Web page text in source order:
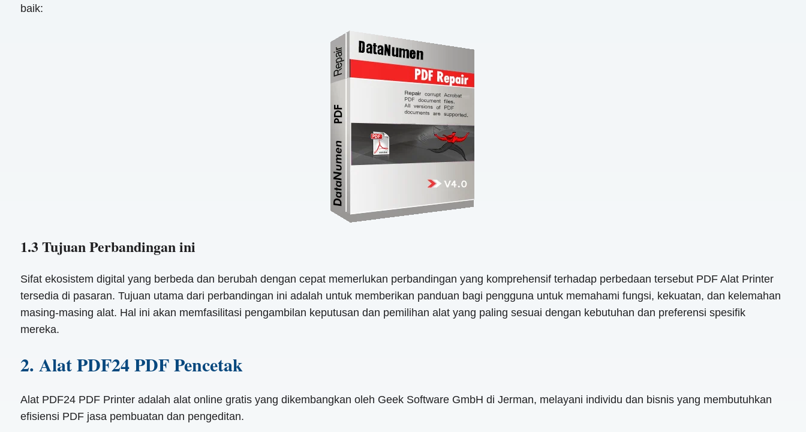
baik:
1.3 Tujuan Perbandingan ini
Sifat ekosistem digital yang berbeda dan berubah dengan cepat memerlukan perbandingan yang komprehensif terhadap perbedaan tersebut PDF Alat Printer
tersedia di pasaran. Tujuan utama dari perbandingan ini adalah untuk memberikan panduan bagi pengguna untuk memahami fungsi, kekuatan, dan kelemahan
masing-masing alat. Hal ini akan memfasilitasi pengambilan keputusan dan pemilihan alat yang paling sesuai dengan kebutuhan dan preferensi spesifik
mereka.
2. Alat PDF24 PDF Pencetak
Alat PDF24 PDF Printer adalah alat online gratis yang dikembangkan oleh Geek Software GmbH di Jerman, melayani individu dan bisnis yang membutuhkan
efisiensi PDF jasa pembuatan dan pengeditan.